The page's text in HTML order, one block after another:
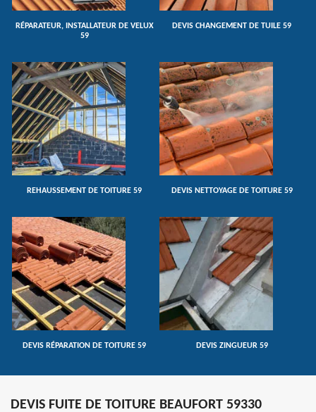
RÉPARATEUR, INSTALLATEUR DE VELUX
59
DEVIS CHANGEMENT DE TUILE 59
REHAUSSEMENT DE TOITURE 59 DEVIS NETTOYAGE DE TOITURE 59
DEVIS RÉPARATION DE TOITURE 59 DEVIS ZINGUEUR 59
DEVIS FUITE DE TOITURE BEAUFORT 59330